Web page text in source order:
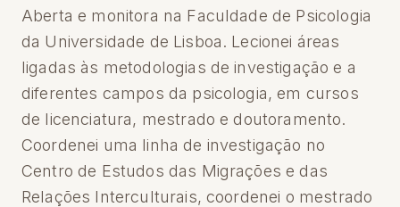
Aberta e monitora na Faculdade de Psicologia
da Universidade de Lisboa. Lecionei áreas
ligadas às metodologias de investigação e a
diferentes campos da psicologia, em cursos
de licenciatura, mestrado e doutoramento.
Coordenei uma linha de investigação no
Centro de Estudos das Migrações e das
Relações Interculturais, coordenei o mestrado